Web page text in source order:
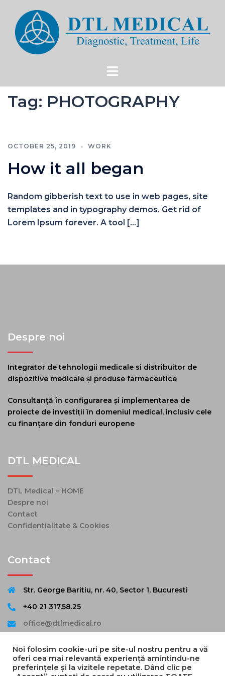
Tag: PHOTOGRAPHY
OCTOBER 25, 2019 WORK
How it all began
Random gibberish text to use in web pages, site
templates and in typography demos. Get rid of
Lorem Ipsum forever. A tool […]
Despre noi
Integrator de tehnologii medicale si distribuitor de
dispozitive medicale și produse farmaceutice
Consultanță în configurarea și implementarea de
proiecte de investiții în domeniul medical, inclusiv cele
cu finanțare din fonduri europene
DTL MEDICAL
DTL Medical – HOME
Despre noi
Contact
Confidentialitate & Cookies
Contact
Str. George Baritiu, nr. 40, Sector 1, Bucuresti
+40 21 317.58.25
office@dtlmedical.ro
Noi folosim cookie-uri pe site-ul nostru pentru a vă
oferi cea mai relevantă experiență amintindu-ne
preferințele și la vizitele repetate. Dând clic pe